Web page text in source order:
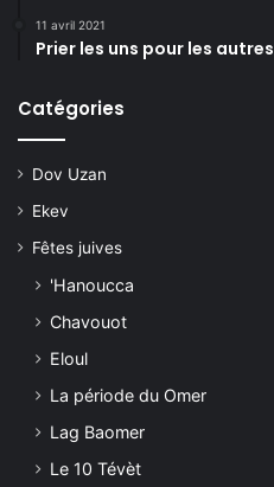
11 avril 2021
Prier les uns pour les autres
Catégories
Dov Uzan
Ekev
Fêtes juives
'Hanoucca
Chavouot
Eloul
La période du Omer
Lag Baomer
Le 10 Tévèt